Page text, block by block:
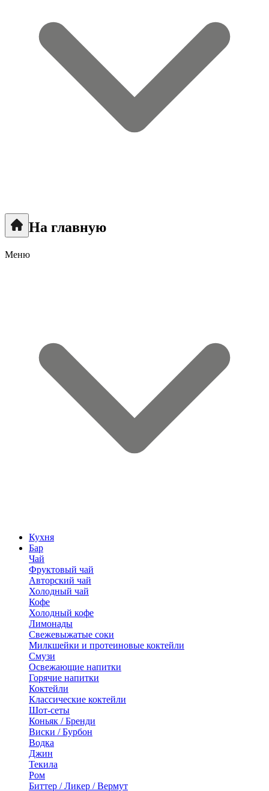
На главную
Меню
Кухня
Бар
Чай
Фруктовый чай
Авторский чай
Холодный чай
Кофе
Холодный кофе
Лимонады
Свежевыжатые соки
Милкшейки и протеиновые коктейли
Смузи
Освежающие напитки
Горячие напитки
Коктейли
Классические коктейли
Шот-сеты
Коньяк / Бренди
Виски / Бурбон
Водка
Джин
Текила
Ром
Биттер / Ликер / Вермут